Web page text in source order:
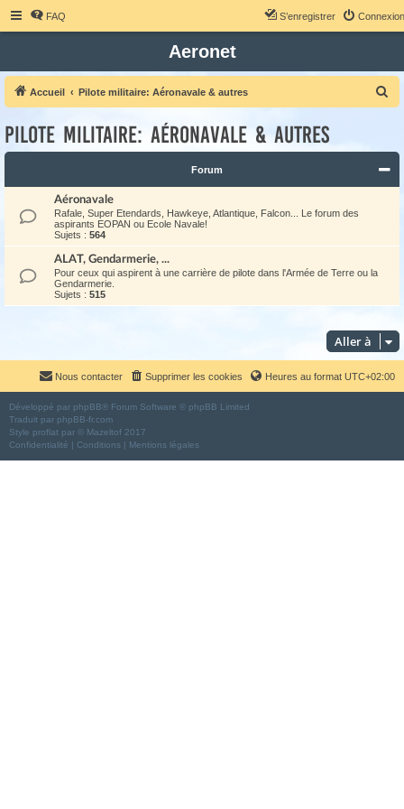
FAQ Connexion
S’enregistrer
Aeronet
Accueil Pilote militaire: Aéronavale & autres
Pilote militaire: Aéronavale & autres
Forum
Aéronavale
Rafale, Super Etendards, Hawkeye, Atlantique, Falcon... Le forum des
aspirants EOPAN ou Ecole Navale!
Sujets : 564
ALAT, Gendarmerie, ...
Pour ceux qui aspirent à une carrière de pilote dans l'Armée de Terre ou la
Gendarmerie.
Sujets : 515
Aller à
Heures au format UTC+02:00
Supprimer les cookies
Nous contacter
Développé par phpBB® Forum Software © phpBB Limited
Traduit par phpBB-fr.com
Style proflat par © Mazeltof 2017
Confidentialité | Conditions | Mentions légales